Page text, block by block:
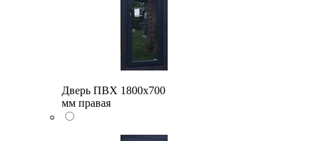
Дверь ПВХ 1800x700
мм правая